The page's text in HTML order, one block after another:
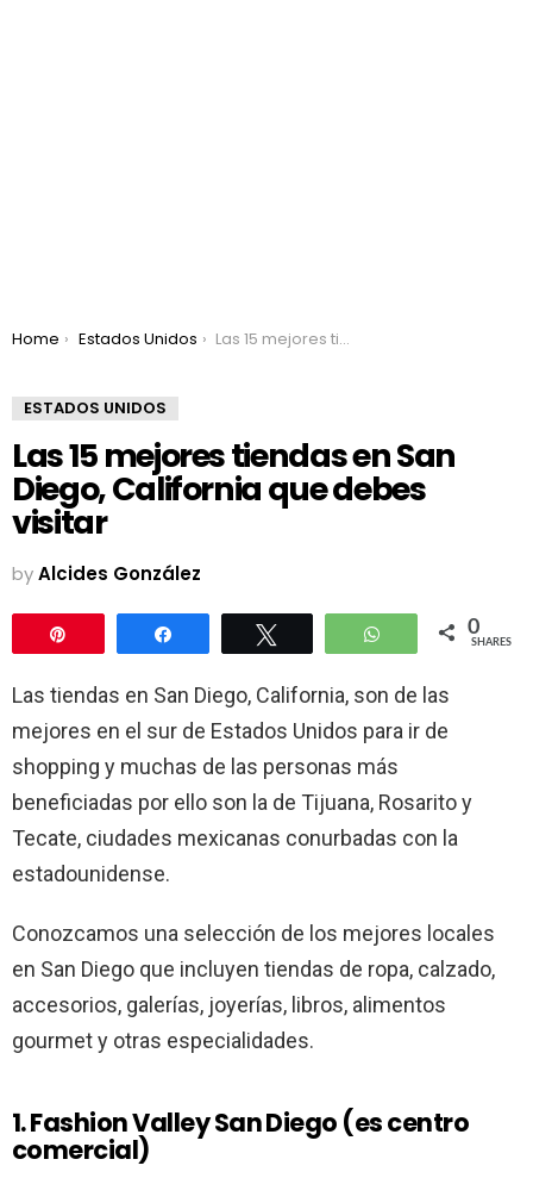
You are here:
Home Estados Unidos Las 15 mejores tiendas en San Diego, California que debes visitar
ESTADOS UNIDOS
Las 15 mejores tiendas en San
Diego, California que debes
visitar
byAlcides González
WhatsApp0
SHARES
Las tiendas en San Diego, California, son de las
mejores en el sur de Estados Unidos para ir de
shopping y muchas de las personas más
beneficiadas por ello son la de Tijuana, Rosarito y
Tecate, ciudades mexicanas conurbadas con la
estadounidense.
Conozcamos una selección de los mejores locales
en San Diego que incluyen tiendas de ropa, calzado,
accesorios, galerías, joyerías, libros, alimentos
gourmet y otras especialidades.
1. Fashion Valley San Diego (es centro
comercial)